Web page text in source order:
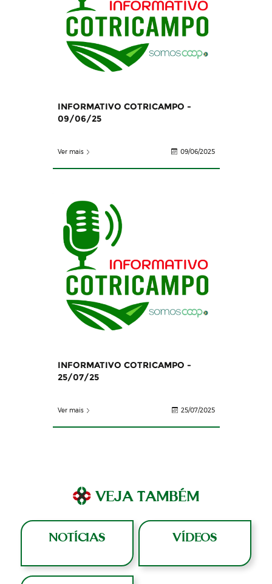
INFORMATIVO COTRICAMPO -
09/06/25
Ver mais 09/06/2025
INFORMATIVO COTRICAMPO -
25/07/25
Ver mais 25/07/2025
VEJA TAMBÉM
NOTÍCIAS VÍDEOS